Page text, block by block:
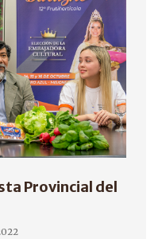
Provincial del